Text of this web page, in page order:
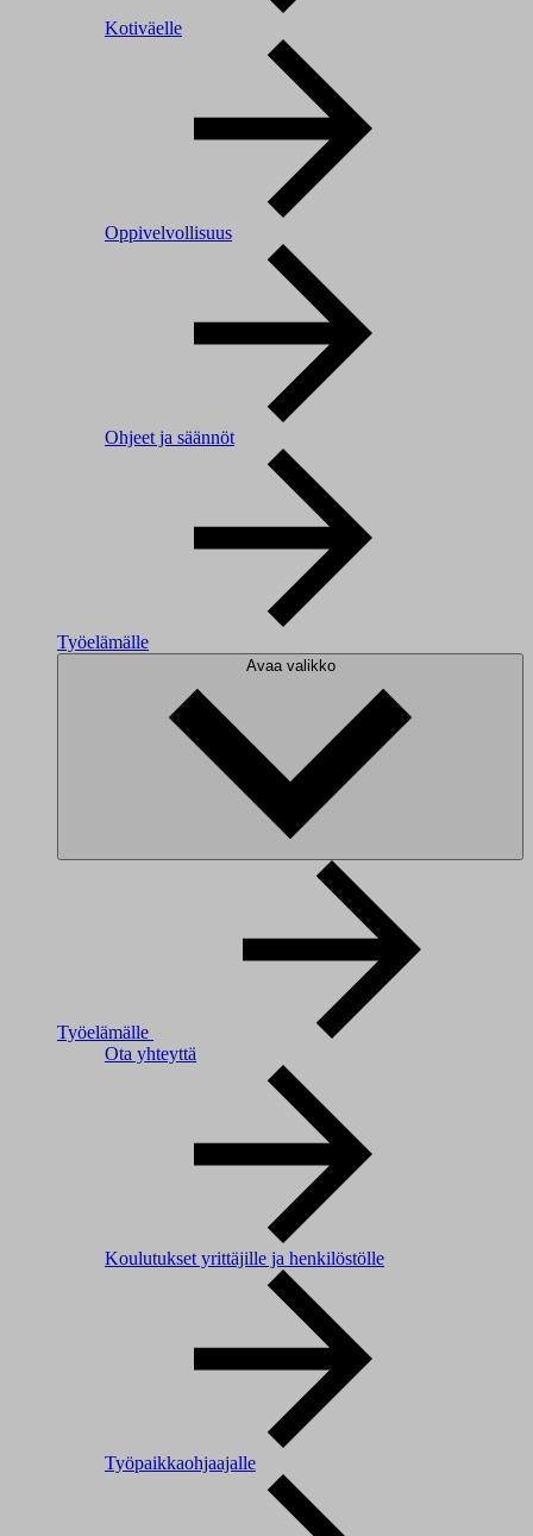
Kotiväelle
Oppivelvollisuus
Ohjeet ja säännöt
Työelämälle
Avaa valikko
Työelämälle
Ota yhteyttä
Koulutukset yrittäjille ja henkilöstölle
Työpaikkaohjaajalle